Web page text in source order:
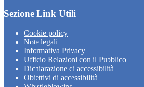
Sezione Link Utili
Cookie policy
Note legali
Informativa Privacy
Ufficio Relazioni con il Pubblico
Dichiarazione di accessibilità
Obiettivi di accessibilità